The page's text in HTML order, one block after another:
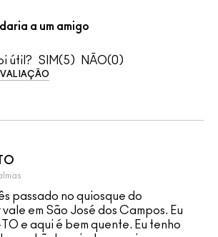
a um amigo
útil? 5 0
passado no quiosque do
em São José dos Campos. Eu
e aqui é bem quente. Eu tenho